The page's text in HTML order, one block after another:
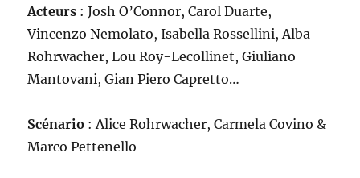
Acteurs : Josh O’Connor, Carol Duarte,
Vincenzo Nemolato, Isabella Rossellini, Alba
Rohrwacher, Lou Roy-Lecollinet, Giuliano
Mantovani, Gian Piero Capretto…
Scénario : Alice Rohrwacher, Carmela Covino &
Marco Pettenello